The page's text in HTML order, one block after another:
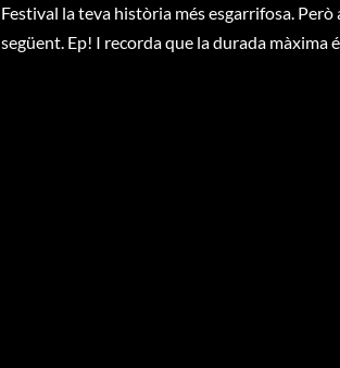
Festival la teva història més esgarrifosa.
següent. Ep! I recorda que la durada màxima